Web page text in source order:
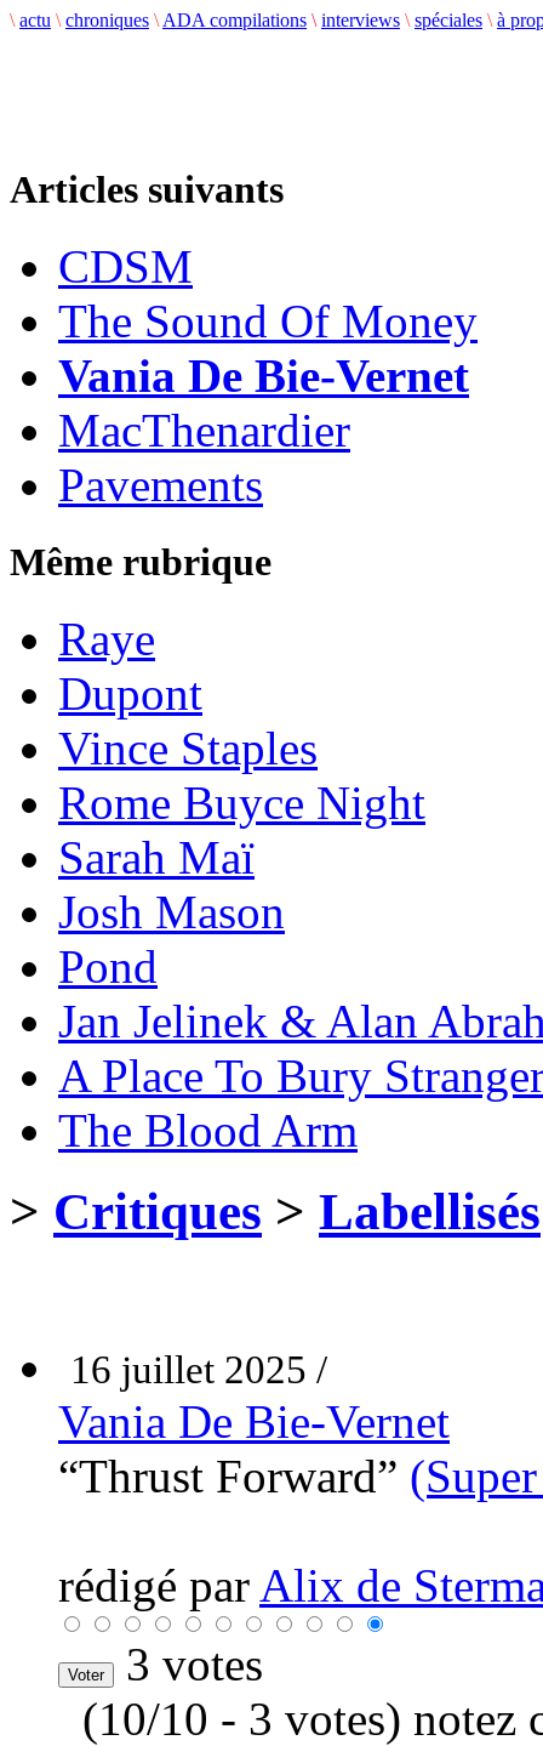
\ actu \ chroniques \ ADA compilations \ interviews \ spéciales \ à
Articles suivants
CDSM
The Sound Of Money
Vania De Bie-Vernet
MacThenardier
Pavements
Même rubrique
Raye
Dupont
Vince Staples
Rome Buyce Night
Sarah Maï
Josh Mason
Pond
Jan Jelinek & Alan
A Place To Bury
The Blood Arm
> Critiques > Labellisés
16 juillet 2025 /
Vania De Bie-Vernet
“Thrust Forward”
rédigé par Alix de
3 votes
(10/10 - 3 votes) notez